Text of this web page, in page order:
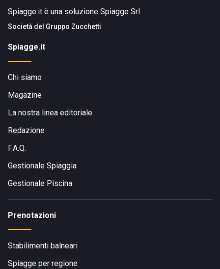
Spiagge.it è una soluzione Spiagge Srl
Società del Gruppo Zucchetti
Spiagge.it
Chi siamo
Magazine
La nostra linea editoriale
Redazione
F.A.Q.
Gestionale Spiaggia
Gestionale Piscina
Prenotazioni
Stabilimenti balneari
Spiagge per regione